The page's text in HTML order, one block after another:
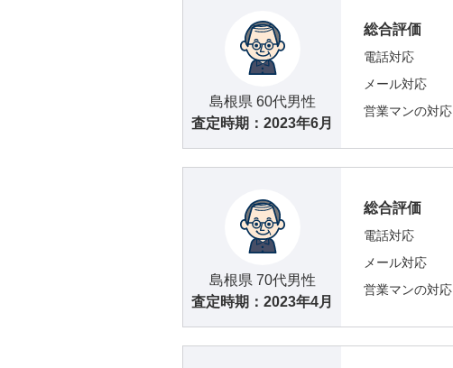
島根県 60代男性
査定時期： 2023年6月
総合評価
電話対応
メール対応
営業マンの対応
島根県 70代男性
査定時期： 2023年4月
総合評価
電話対応
メール対応
営業マンの対応